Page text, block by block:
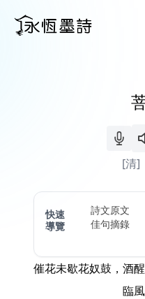
[清]
快速
導覽
詩文原文
佳句摘錄
催花未歇花奴鼓，酒
臨